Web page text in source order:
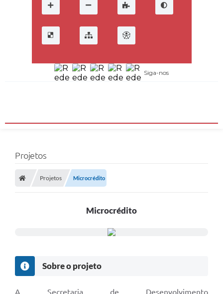
Siga-nos
Projetos
Projetos Microcrédito
Microcrédito
Sobre o projeto
A Secretaria de Desenvolvimento